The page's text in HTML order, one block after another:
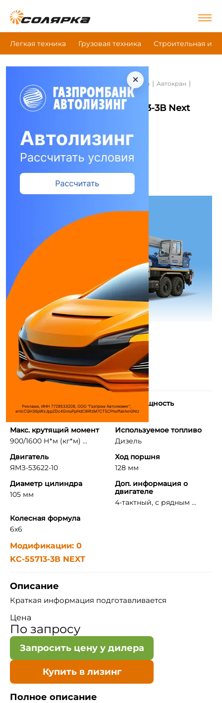
Легкая техника Грузовая техника Строительная и
×
Главная Строительная и дорожная техника | Автокран |
Феникс Kc-55713-3В Next
Автокран Феникс Kc-55713-3В Next
Количество цилиндров
Макс. мощность
240 л.с.
Макс. крутящий момент
900/1600 Н*м (кг*м) ...
Используемое топливо
Дизель
Двигатель
ЯМЗ-53622-10
Ход поршня
128 мм
Диаметр цилиндра
105 мм
Доп. информация о
двигателе
4-тактный, с рядным ...
Колесная формула
6x6
Модификации: 0
KC-55713-3В NEXT
Описание
Краткая информация подготавливается
Цена
По запросу
Запросить цену у дилера
Купить в лизинг
Полное описание